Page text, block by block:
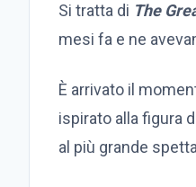
Si tratta di The
mesi fa e ne
È arrivato il
ispirato alla figura
al più grande